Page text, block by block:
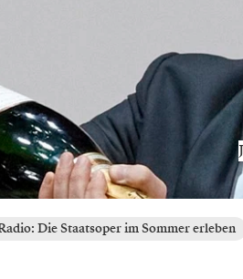
Die Staatsoper im Sommer erleben